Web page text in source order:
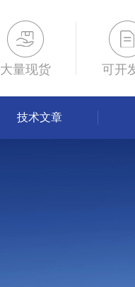
大量现货 可开
技术文章